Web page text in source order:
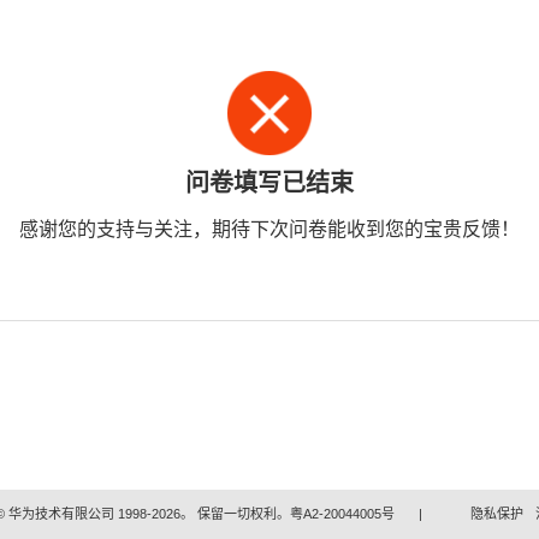
问卷填写已结束
感谢您的支持与关注，期待下次问卷能收到您的宝贵反馈！
华为技术有限公司 1998-2026。 保留一切权利。粤A2-20044005号 | 隐私保护